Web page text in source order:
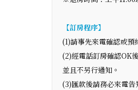
【訂房程序】
(1)請事先來電確認或預
(2)經電話訂房確認OK
並且不另行通知。
(3)匯款後請務必來電告